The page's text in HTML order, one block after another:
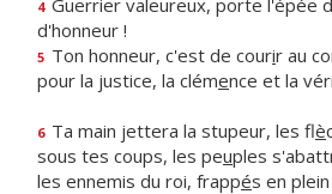
4 Guerrier valeureux, porte l'épée
d'honneur !
5 Ton honneur, c'est de courir au
pour la justice, la clémence et la
6 Ta main jettera la stupeur, les flè
sous tes coups, les peuples
les ennemis du roi, frappés en